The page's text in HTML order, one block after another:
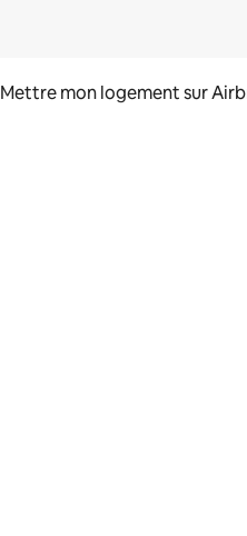
Mettre mon logement sur